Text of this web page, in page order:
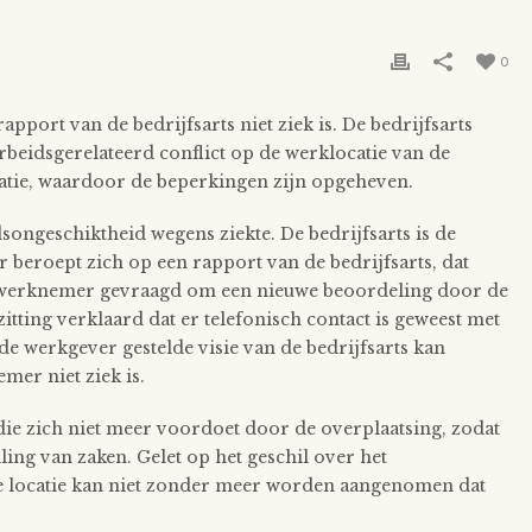
0
van de bedrijfsarts niet ziek is. De bedrijfsarts
conflict op de werklocatie van de
waardoor de beperkingen zijn opgeheven.
wegens ziekte. De bedrijfsarts is de
beroept zich op een rapport van de bedrijfsarts, dat
gevraagd om een nieuwe beoordeling door de
verklaard dat er telefonisch contact is geweest met
werkgever gestelde visie van de bedrijfsarts kan
niet ziek is.
zich niet meer voordoet door de overplaatsing, zodat
van zaken. Gelet op het geschil over het
kan niet zonder meer worden aangenomen dat